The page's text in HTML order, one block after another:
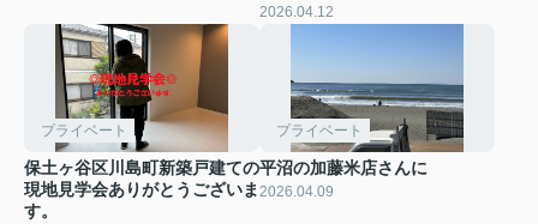
2026.04.12
プライベート
保土ヶ谷区川島町新築戸建ての
現地見学会ありがとうございま
す。
プライベート
平沼の加藤米店さんに
2026.04.09